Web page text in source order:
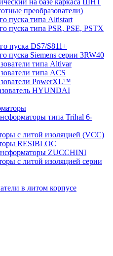
на базе каркаса ШНТ
преобразователи)
пуска типа Altistart
пуска типа PSR, PSE, PSTX
пуска DS7/S811+
пуска Siemens серии 3RW40
типа Altivar
типа ACS
PowerXL™
HYUNDAI
типа Trihal 6-
с литой изоляцией (VCC)
RESIBLOC
ZUCCHINI
с литой изоляцией серии
в литом корпусе